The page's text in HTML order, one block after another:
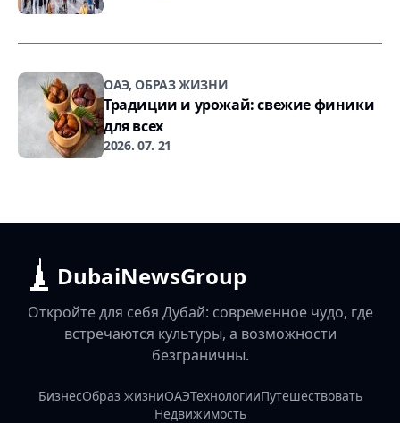
ОАЭ, ОБРАЗ ЖИЗНИ
Традиции и урожай: свежие финики
для всех
2026. 07. 21
DubaiNewsGroup
Откройте для себя Дубай: современное чудо, где
встречаются культуры, а возможности
безграничны.
БизнесОбраз жизниОАЭТехнологииПутешествовать
Недвижимость